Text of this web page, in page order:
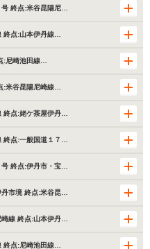
号 終点:米谷昆陽尼…
終点:山本伊丹線…
:尼崎池田線…
:米谷昆陽尼崎線…
終点:姥ケ茶屋伊丹…
終点:一般国道１７…
号 終点:伊丹市・宝…
丹市境 終点:米谷昆…
崎線 終点:山本伊丹…
終点:尼崎池田線…